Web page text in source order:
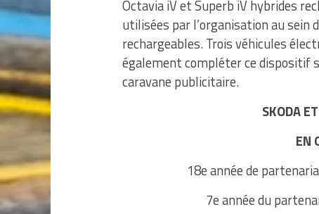
Octavia iV et Superb iV hybrides
utilisées par l’organisation au sein
rechargeables. Trois véhicules
également compléter ce dispositif
caravane publicitaire.
SKODA
EN
18e année de
7e année du